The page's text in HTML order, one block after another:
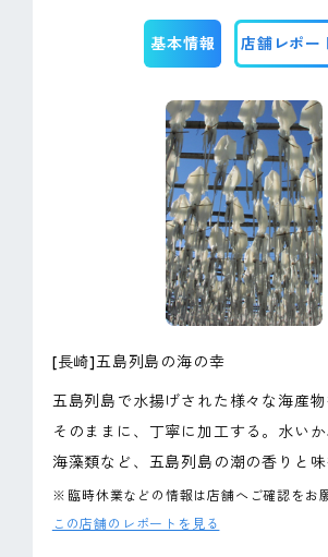
基本情報 店舗レポー
[長崎]五島列島の海の幸
五島列島で水揚げされた様々な海産
そのままに、丁寧に加工する。水いか
海藻類など、五島列島の潮の香りと味
※ 臨時休業などの情報は店舗へご確認をお
この店舗のレポートを見る